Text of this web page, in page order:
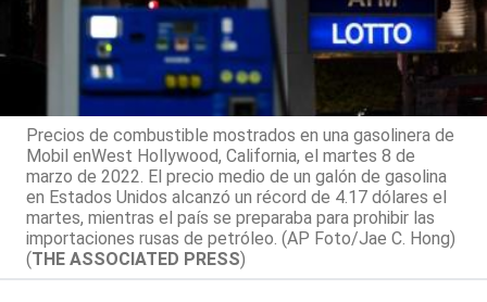
Precios de combustible mostrados en una gasolinera de
Mobil enWest Hollywood, California, el martes 8 de
marzo de 2022. El precio medio de un galón de gasolina
en Estados Unidos alcanzó un récord de 4.17 dólares el
martes, mientras el país se preparaba para prohibir las
importaciones rusas de petróleo. (AP Foto/Jae C. Hong)
(THE ASSOCIATED PRESS)